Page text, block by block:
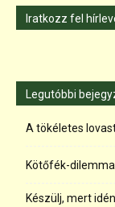
Iratkozz fel
Legutóbbi
A tökéletes
Kötőfék-
Készülj, mert